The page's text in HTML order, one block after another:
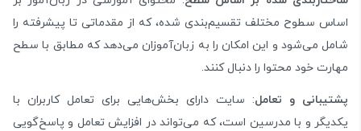
اساس سطوح مختلف تقسیم‌بندی شده، که از مقدماتی تا پیشرفته را
شامل می‌شود و این امکان را به زبان‌آموزان می‌دهد که مطابق با سطح
مهارت خود محتوا را دنبال کنند.
پشتیبانی و تعامل: سایت دارای بخش‌هایی برای تعامل کاربران با
یکدیگر و با مدرسین است، که می‌تواند در افزایش تعامل و پاسخ‌گویی